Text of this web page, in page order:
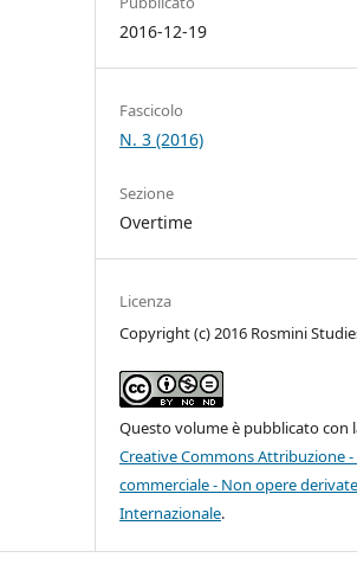
2016-12-19
Fascicolo
N. 3 (2016)
Sezione
Overtime
Licenza
Copyright (c) 2016 Rosmini
Questo volume è pubblicato con
Creative Commons Attribuzione -
commerciale - Non opere
Internazionale.